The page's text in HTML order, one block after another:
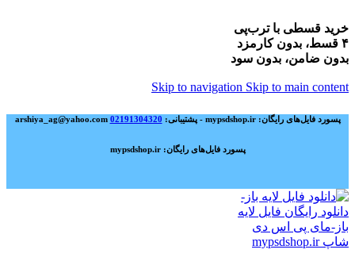
خرید قسطی با ترب‌پی
۴ قسط، بدون کارمزد
بدون ضامن، بدون سود
Skip to navigation Skip to main content
پسورد فایل‌های رایگان: mypsdshop.ir - پشتیبانی: arshiya_ag@yahoo.com 02191304320
پسورد فایل‌های رایگان: mypsdshop.ir